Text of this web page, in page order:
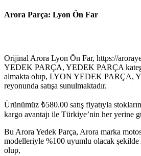
Arora Parça: Lyon Ön Far
Orijinal Arora Lyon Ön Far, https://
YEDEK PARÇA, YEDEK PARÇA
almakta olup, LYON YEDEK PARÇA,
reyonunda satışa sunulmaktadır.
Ürünümüz ₺580.00 satış fiyatıyla
kargo avantajı ile Türkiye’nin her yerine
Bu Arora Yedek Parça, Arora marka
modelleriyle %100 uyumlu olacak şekilde
olup,